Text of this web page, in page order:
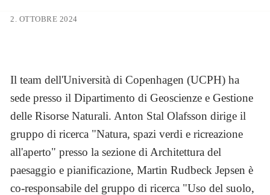
2. OTTOBRE 2024
Il team dell'Università di Copenhagen (UCPH) ha
sede presso il Dipartimento di Geoscienze e Gestione
delle Risorse Naturali. Anton Stal Olafsson dirige il
gruppo di ricerca "Natura, spazi verdi e ricreazione
all'aperto" presso la sezione di Architettura del
paesaggio e pianificazione, Martin Rudbeck Jepsen è
co-responsabile del gruppo di ricerca "Uso del suolo,